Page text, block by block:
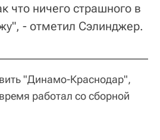
что ничего страшного в
- отметил Сэлинджер.
"Динамо-Краснодар",
работал со сборной